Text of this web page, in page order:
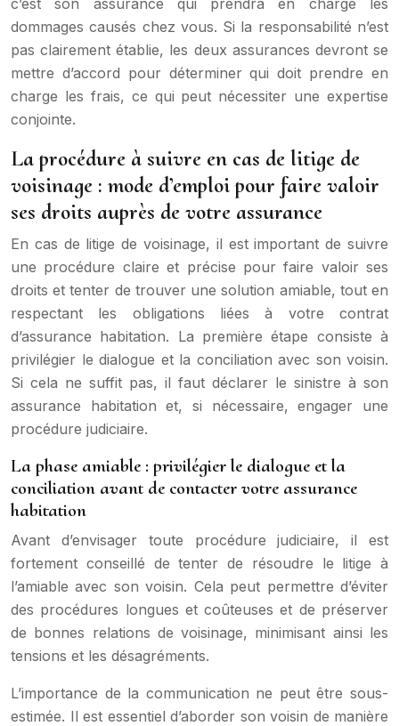
dommages causés chez vous. Si la responsabilité n’est
pas clairement établie, les deux assurances devront se
mettre d’accord pour déterminer qui doit prendre en
charge les frais, ce qui peut nécessiter une expertise
conjointe.
La procédure à suivre en cas de litige de
voisinage : mode d’emploi pour faire valoir
ses droits auprès de votre assurance
En cas de litige de voisinage, il est important de suivre
une procédure claire et précise pour faire valoir ses
droits et tenter de trouver une solution amiable, tout en
respectant les obligations liées à votre contrat
d’assurance habitation. La première étape consiste à
privilégier le dialogue et la conciliation avec son voisin.
Si cela ne suffit pas, il faut déclarer le sinistre à son
assurance habitation et, si nécessaire, engager une
procédure judiciaire.
La phase amiable : privilégier le dialogue et la
conciliation avant de contacter votre assurance
habitation
Avant d’envisager toute procédure judiciaire, il est
fortement conseillé de tenter de résoudre le litige à
l’amiable avec son voisin. Cela peut permettre d’éviter
des procédures longues et coûteuses et de préserver
de bonnes relations de voisinage, minimisant ainsi les
tensions et les désagréments.
L’importance de la communication ne peut être sous-
estimée. Il est essentiel d’aborder son voisin de manière